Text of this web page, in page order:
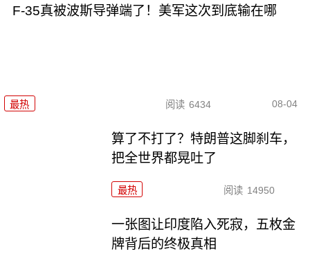
F-35真被波斯导弹端了！美军这次到底输在哪
最热 阅读 6434 08-04
算了不打了？特朗普这脚刹车，
把全世界都晃吐了
最热 阅读 14950
一张图让印度陷入死寂，五枚金
牌背后的终极真相